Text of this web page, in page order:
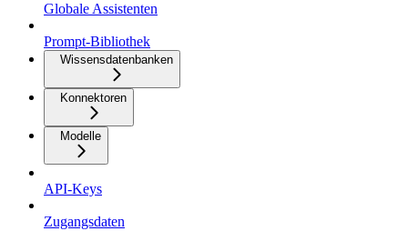
Globale Assistenten
Prompt-Bibliothek
Wissensdatenbanken
Konnektoren
Modelle
API-Keys
Zugangsdaten